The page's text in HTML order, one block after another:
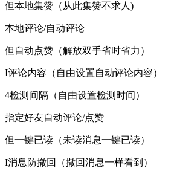
但本地集赞（从此集赞不求人)
本地评论/自动评论
但自动点赞（解放双手省时省力）
I评论内容（自由设置自动评论内容）
4检测间隔（自由设置检测时间）
指定好友自动评论/点赞
但一键已读（未读消息一键已读）
I消息防撤回（撒回消息一样看到）